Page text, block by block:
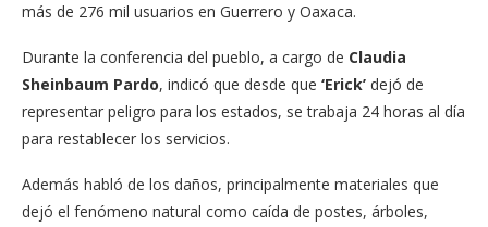
más de 276 mil usuarios en Guerrero y Oaxaca.
Durante la conferencia del pueblo, a cargo de Claudia
Sheinbaum Pardo, indicó que desde que ‘Erick’ dejó de
representar peligro para los estados, se trabaja 24 horas al día
para restablecer los servicios.
Además habló de los daños, principalmente materiales que
dejó el fenómeno natural como caída de postes, árboles,